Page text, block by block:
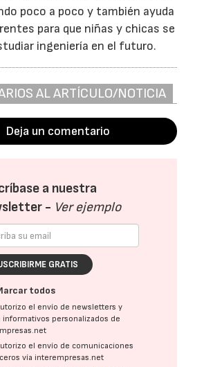
poco a poco y también ayuda
para que niñas y chicas se
ingeniería en el futuro.
AL ARTÍCULO/NOTICIA
Deja un comentario
a nuestra
- Ver ejemplo
GRATIS
todos
el envío de newsletters y
informativos personalizados de
el envío de comunicaciones
vía interempresas.net